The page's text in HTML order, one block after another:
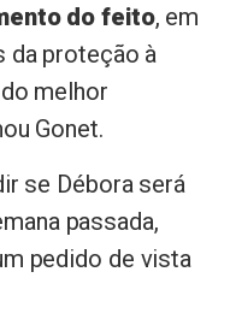
do feito, em
da proteção à
melhor
Gonet.
se Débora será
passada,
pedido de vista